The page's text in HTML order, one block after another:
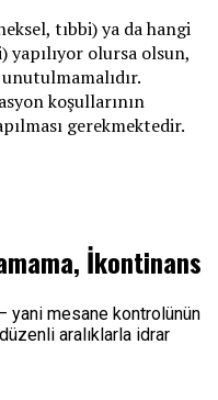
tıbbi) ya da hangi
yapılıyor olursa olsun,
koşullarının
gerekmektedir.
İkontinans
yani mesane kontrolünün
aralıklarla idrar